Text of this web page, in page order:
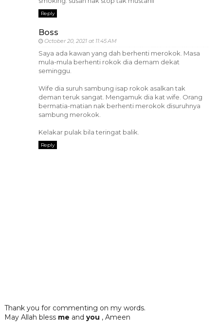
Reply
Boss
October 20, 2021 at 11:45 AM
Saya ada kawan yang dah berhenti merokok. Masa
mula-mula berhenti rokok dia demam dekat
seminggu.
Wife dia suruh sambung isap rokok asalkan tak
deman teruk sangat. Mengamuk dia kat wife. Orang
bermatia-matian nak berhenti merokok disuruhnya
sambung merokok.
Kelakar pulak bila teringat balik.
Reply
Thank you for commenting on my words.
May Allah bless me and you , Ameen